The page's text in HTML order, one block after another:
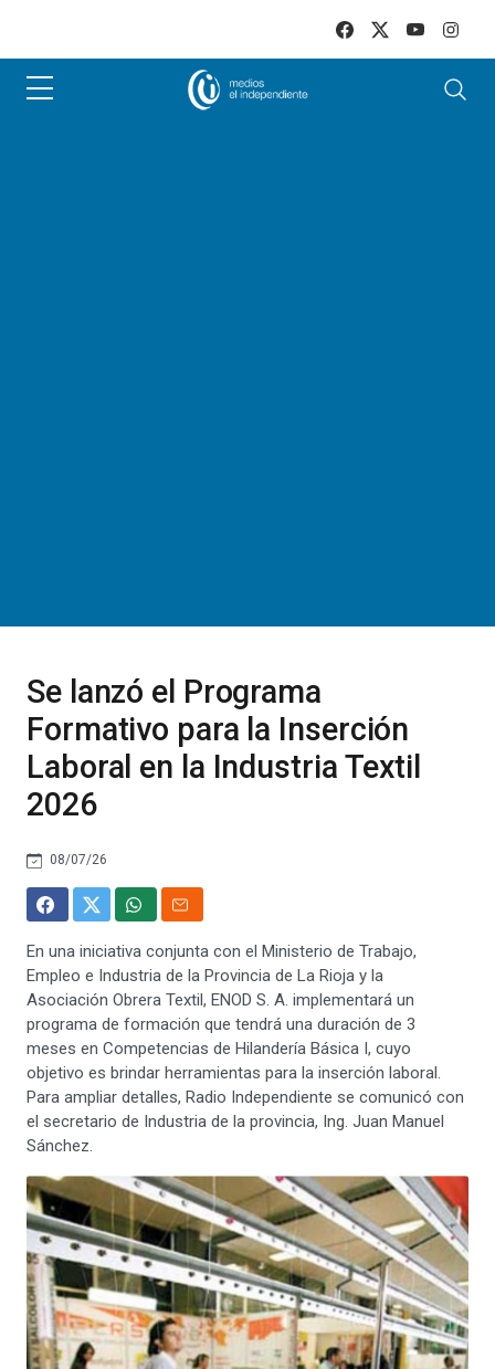
Se lanzó el Programa
Formativo para la Inserción
Laboral en la Industria Textil
2026
08/07/26
En una iniciativa conjunta con el Ministerio de Trabajo,
Empleo e Industria de la Provincia de La Rioja y la
Asociación Obrera Textil, ENOD S. A. implementará un
programa de formación que tendrá una duración de 3
meses en Competencias de Hilandería Básica I, cuyo
objetivo es brindar herramientas para la inserción laboral.
Para ampliar detalles, Radio Independiente se comunicó con
el secretario de Industria de la provincia, Ing. Juan Manuel
Sánchez.